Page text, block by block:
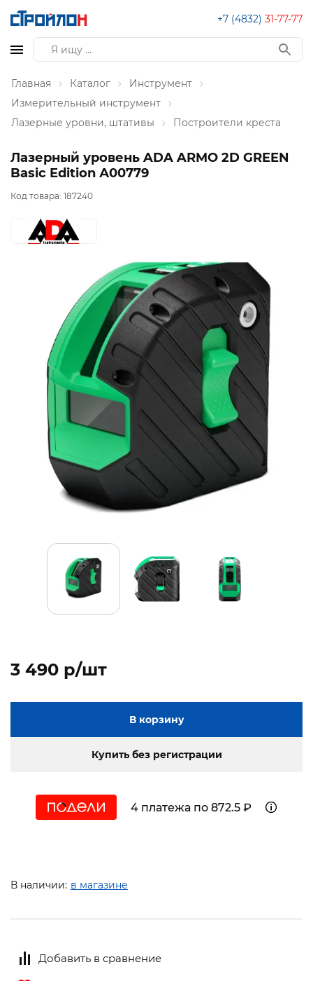
+7 (4832) 31-77-77
Главная Каталог
Инструмент
Измерительный инструмент
Лазерные уровни, штативы
Построители креста
Лазерный уровень ADA ARMO 2D GREEN
Basic Edition А00779
Код товара: 187240
3 490 p/шт
В корзину
Купить без регистрации
4 платежа по 872.5 ₽
В наличии: в магазине
Добавить в сравнение